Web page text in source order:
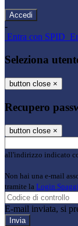
-
Entra con SPID
Seleziona
button close ×
Recupero
button close ×
all'indirizzo indicato
Non hai una e-mail
tramite la Login
E-mail inviata, si